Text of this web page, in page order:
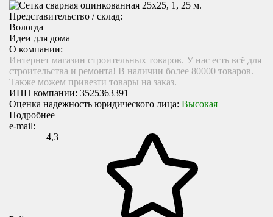
Представительство / склад:
Вологда
Идеи для дома
О компании:
Интернет магазин строительных товаров. У нас есть всё для
строительства и ремонта! В наличии более 80000 товаров.
Также можем привезти товары на заказ.
ИНН компании: 3525363391
Оценка надежность юридического лица: Высокая
Подробнее
e-mail:
4,3